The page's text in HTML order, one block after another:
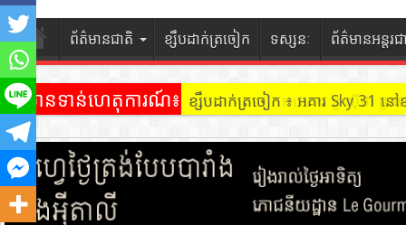
ព័ត៌មានជាតិ ខ្សឹបដាក់ត្រចៀក ទស្សនៈ ព័ត៌មានអន្តរជ
ព័ត៌មានទាន់ហេតុការណ៍៖ ខ្សឹបដាក់ត្រចៀក ៖ អគារ Sky 31